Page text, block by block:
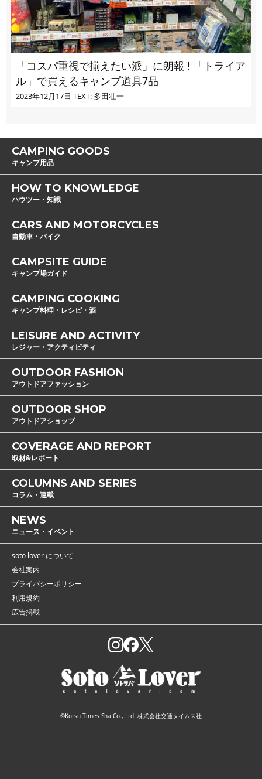
「コスパ重視で揃えたい派」に朗報 ! 「トライア
ル」で買えるキャンプ道具7品
2023年12月17日 TEXT: 多田壮一
CAMPING GOODS
キャンプ用品
HOW TO KNOWLEDGE
ハウツー・知識
CARS AND MOTORCYCLES
自動車・バイク
CAMPSITE GUIDE
キャンプ場ガイド
CAMPING COOKING
キャンプ料理・レシピ・酒
LEISURE AND ACTIVITY
レジャー・アクティビティ
OUTDOOR FASHION
アウトドアファッション
OUTDOOR SHOP
アウトドアショップ
COVERAGE AND REPORT
取材&レポート
COLUMNS AND SERIES
コラム・連載
NEWS
ニュース・イベント
soto lover について
会社案内
プライバシーポリシー
利用規約
広告掲載
©Kotsu Times Sha Co., Ltd. 株式会社交通タイムス社